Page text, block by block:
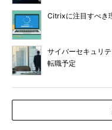
Citrixに注目すべき
サイバーセキュリ
転職予定